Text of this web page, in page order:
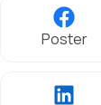
Poster